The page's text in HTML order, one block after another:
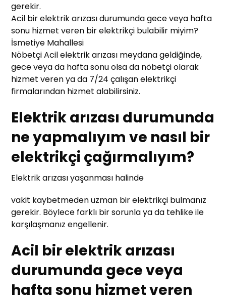
gerekir.
Acil bir elektrik arızası durumunda gece veya hafta
sonu hizmet veren bir elektrikçi bulabilir miyim?
İsmetiye Mahallesi
Nöbetçi Acil elektrik arızası meydana geldiğinde,
gece veya da hafta sonu olsa da nöbetçi olarak
hizmet veren ya da 7/24 çalışan elektrikçi
firmalarından hizmet alabilirsiniz.
Elektrik arızası durumunda
ne yapmalıyım ve nasıl bir
elektrikçi çağırmalıyım?
Elektrik arızası yaşanması halinde
vakit kaybetmeden uzman bir elektrikçi bulmanız
gerekir. Böylece farklı bir sorunla ya da tehlike ile
karşılaşmanız engellenir.
Acil bir elektrik arızası
durumunda gece veya
hafta sonu hizmet veren